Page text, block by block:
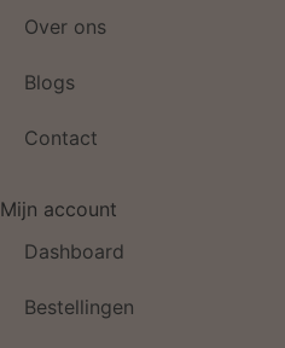
Over ons
Blogs
Contact
Mijn account
Dashboard
Bestellingen